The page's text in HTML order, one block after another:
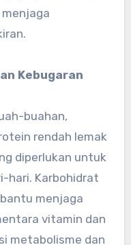
Kebugaran
buahan,
rendah lemak
diperlukan untuk
hari. Karbohidrat
menjaga
vitamin dan
metabolisme dan